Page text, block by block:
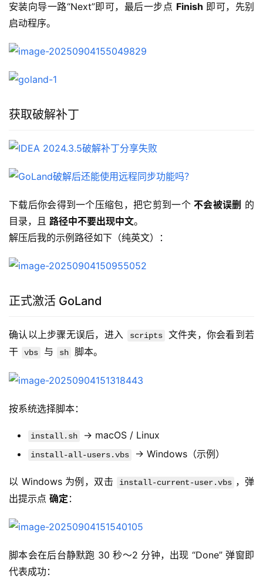
安装向导一路“Next”即可，最后一步点 Finish 即可，先别
启动程序。
获取破解补丁
下载后你会得到一个压缩包，把它剪到一个 不会被误删 的
目录，且 路径中不要出现中文。
解压后我的示例路径如下（纯英文）：
正式激活 GoLand
确认以上步骤无误后，进入 scripts
文件夹，你会看到若
干
vbs 与 sh 脚本。
按系统选择脚本：
install.sh → macOS / Linux
install-all-users.vbs → Windows（示例）
以 Windows 为例，双击 install-current-user.vbs ，弹
出提示点 确定 ：
脚本会在后台静默跑 30 秒～2 分钟，出现 “Done” 弹窗即
代表成功：